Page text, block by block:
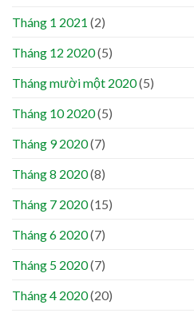
Tháng 1 2021 (2)
Tháng 12 2020(5)
Tháng mười một 2020(5)
Tháng 10 2020(5)
Tháng 9 2020(7)
Tháng 8 2020(8)
Tháng 7 2020(15)
Tháng 6 2020(7)
Tháng 5 2020(7)
Tháng 4 2020(20)